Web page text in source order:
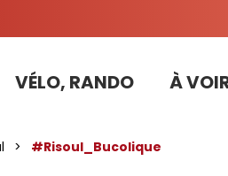
VÉLO, RANDO À
> #Risoul_Bucolique